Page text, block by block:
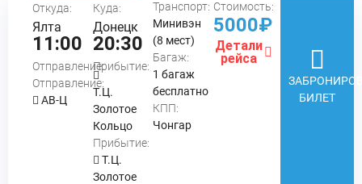
Откуда:
Ялта
11:00
Отправление:
Отправление:
АВ-Ц
Куда:
Донецк
20:30
Прибытие:
Т.Ц.
Золотое
Кольцо
Прибытие:
Т.Ц.
Золотое
Транспорт:
Минивэн
(8 мест)
Багаж:
1 багаж
бесплатно
КПП:
Чонгар
Стоимость:
5000₽
Детали
рейса
БИЛЕТ